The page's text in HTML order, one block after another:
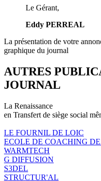
Le Gérant,
Eddy PERREAL
La présentation de votre
graphique du journal
AUTRES
JOURNAL
La Renaissance
en Transfert de siège social
LE FOURNIL DE LOIC
ECOLE DE COACHING DE
WARMTECH
G DIFFUSION
S3DEL
STRUCTUR'AL